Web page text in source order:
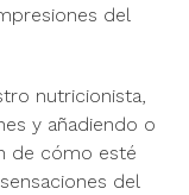
del
nutricionista,
y añadiendo o
de cómo esté
del